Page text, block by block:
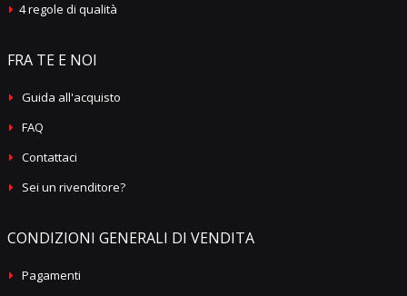
4 regole di qualità
FRA TE E NOI
Guida all'acquisto
FAQ
Contattaci
Sei un rivenditore?
CONDIZIONI GENERALI DI VENDITA
Pagamenti